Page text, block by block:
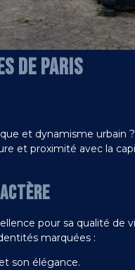
DE PARIS
et dynamisme urbain ?
et proximité avec la
pour sa qualité
marquées :
son élégance.